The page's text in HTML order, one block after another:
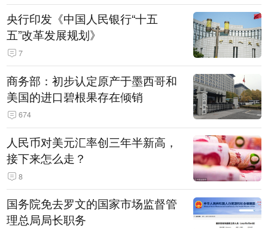
央行印发《中国人民银行“十五
五”改革发展规划》
7
商务部：初步认定原产于墨西哥和
美国的进口碧根果存在倾销
674
人民币对美元汇率创三年半新高，
接下来怎么走？
8
国务院免去罗文的国家市场监督管
理总局局长职务